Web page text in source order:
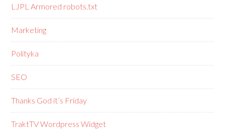
LJPL Armored robots.txt
Marketing
Polityka
SEO
Thanks God it’s Friday
TraktTV Wordpress Widget